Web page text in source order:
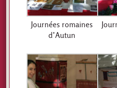
Journées romaines
d’Autun